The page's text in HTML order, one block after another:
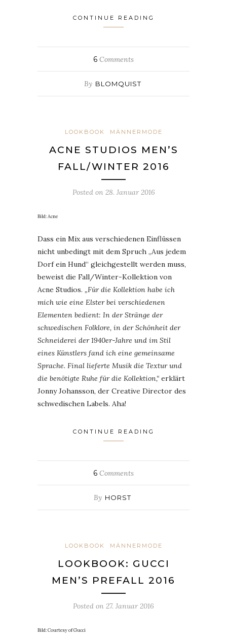
CONTINUE READING
6 Comments
By BLOMQUIST
LOOKBOOK MÄNNERMODE
ACNE STUDIOS MEN’S
FALL/WINTER 2016
Posted on 28. Januar 2016
Bild: Acne
Dass ein Mix aus verschiedenen Einflüssen
nicht unbedingt mit dem Spruch „Aus jedem
Dorf ein Hund“ gleichgestellt werden muss,
beweist die Fall/Winter-Kollektion von
Acne Studios. „Für die Kollektion habe ich
mich wie eine Elster bei verschiedenen
Elementen bedient: In der Stränge der
schwedischen Folklore, in der Schönheit der
Schneiderei der 1940er-Jahre und im Stil
eines Künstlers fand ich eine gemeinsame
Sprache. Final lieferte Musik die Textur und
die benötigte Ruhe für die Kollektion,“ erklärt
Jonny Johansson, der Creative Director des
schwedischen Labels. Aha!
CONTINUE READING
6 Comments
By HORST
LOOKBOOK MÄNNERMODE
LOOKBOOK: GUCCI
MEN’S PREFALL 2016
Posted on 27. Januar 2016
Bild: Courtesy of Gucci